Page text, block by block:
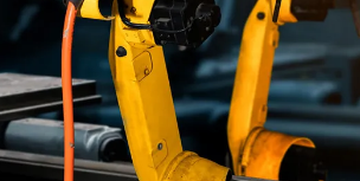
Android
Tablet für
Computer
Robuster
Controller
Edge-KI-Mobilität